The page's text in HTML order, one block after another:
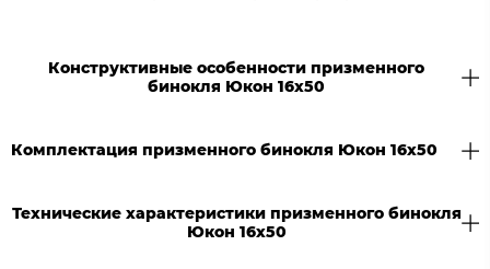
Конструктивные особенности призменного
бинокля Юкон 16x50
Комплектация призменного бинокля Юкон 16x50
Технические характеристики призменного бинокля
Юкон 16x50